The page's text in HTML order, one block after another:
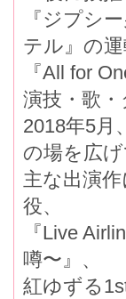
『ジプシ
テル』の運
『All for
演技・歌
2018年5月
の場を広げ
主な出演
役、
『Live
噂〜』、
紅ゆずる